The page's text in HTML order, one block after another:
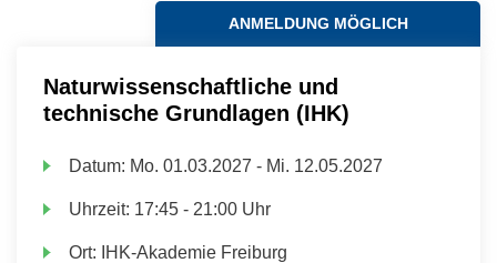
ANMELDUNG MÖGLICH
Naturwissenschaftliche und
technische Grundlagen (IHK)
Datum: Mo. 01.03.2027 - Mi. 12.05.2027
Uhrzeit: 17:45 - 21:00 Uhr
Ort: IHK-Akademie Freiburg